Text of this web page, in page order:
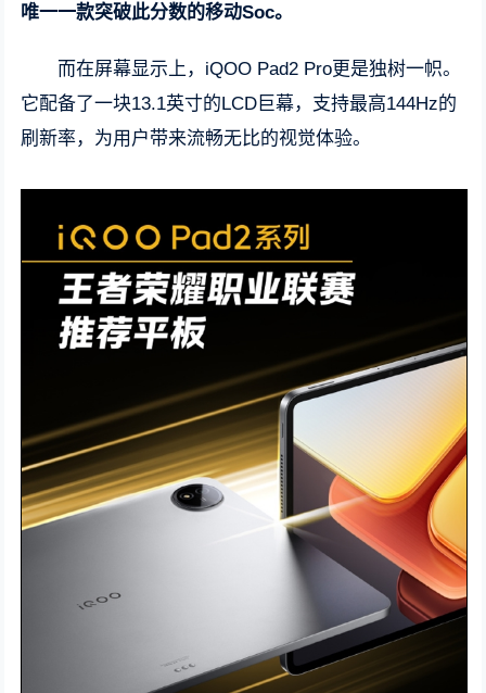
唯一一款突破此分数的移动Soc。
而在屏幕显示上，iQOO Pad2 Pro更是独树一帜。
它配备了一块13.1英寸的LCD巨幕，支持最高144Hz的
刷新率，为用户带来流畅无比的视觉体验。